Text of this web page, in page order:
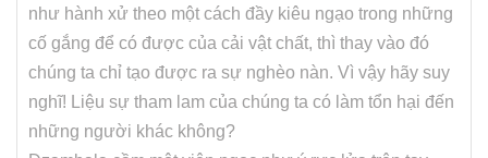
như hành xử theo một cách đầy kiêu ngạo trong những
cố gắng để có được của cải vật chất, thì thay vào đó
chúng ta chỉ tạo được ra sự nghèo nàn. Vì vậy hãy suy
nghĩ! Liệu sự tham lam của chúng ta có làm tổn hại đến
những người khác không?